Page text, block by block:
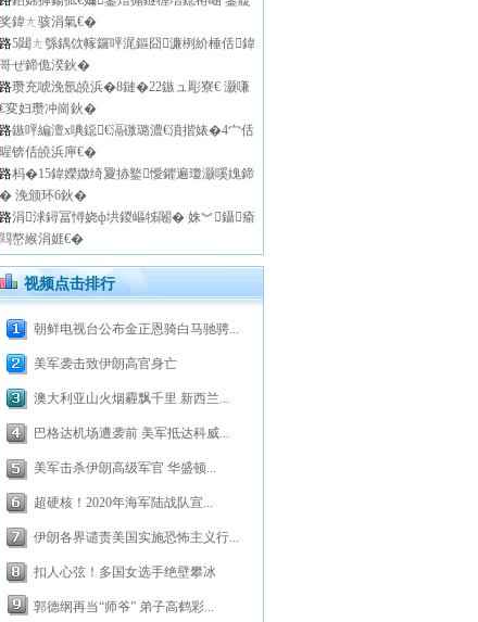
奖鍏ㄤ骇涓氣€�
路5閮ㄤ綔鍝佽幏鑼呯浘鏂囧濂栵紒棰佸鍏
哥ぜ鍗佹湀鈥�
路瓒充唬浼氬皢浜�8鏈�22鏃ュ彫寮€ 灏嗛
€変妇瓒冲崗鈥�
路鏃呯編澶х唺鐚€滆礉璐濃€濆揩婊�4宀佸
暒锛佸皢浜庘€�
路杩�15鍏嬫媺绮夐捇鐜懓鑺遍瓊灏嗘媿鍗
� 浼颁环6鈥�
路涓浗鐞冨憳娆ф垬鍐嶇牬闂� 姝︾鑷瘉
閰嶅緱涓娾€�
视频点击排行
朝鲜电视台公布金正恩骑白马驰骋...
美军袭击致伊朗高官身亡
澳大利亚山火烟霾飘千里 新西兰...
巴格达机场遭袭前 美军抵达科威...
美军击杀伊朗高级军官 华盛顿...
超硬核！2020年海军陆战队宣...
伊朗各界谴责美国实施恐怖主义行...
扣人心弦！多国女选手绝壁攀冰
郭德纲再当“师爷” 弟子高鹤彩...